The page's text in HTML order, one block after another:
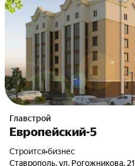
Главстрой
Европейский-5
Строится•бизнес
Ставрополь, ул. Рогожникова, 21